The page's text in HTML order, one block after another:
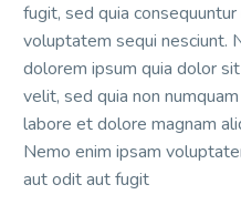
fugit, sed quia
voluptatem sequi nesciunt.
dolorem ipsum quia dolor
velit, sed quia non
labore et dolore magnam
Nemo enim ipsam
aut odit aut fugit